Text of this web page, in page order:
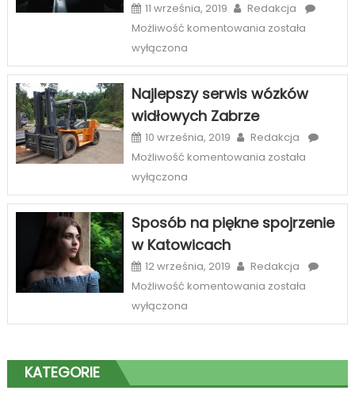
11 września, 2019
Redakcja
Możliwość komentowania Etiu
case
telefony
szeroka
oferta
została
wyłączona
Najlepszy serwis wózków
widłowych Zabrze
10 września, 2019
Redakcja
Możliwość komentowania Najlepszy
wózków
Zabrze
została
wyłączona
Sposób na piękne spojrzenie
w Katowicach
12 września, 2019
Redakcja
Możliwość komentowania Sposób
piękne
w
została
wyłączona
KATEGORIE